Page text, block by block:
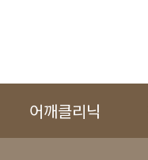
어깨클리닉